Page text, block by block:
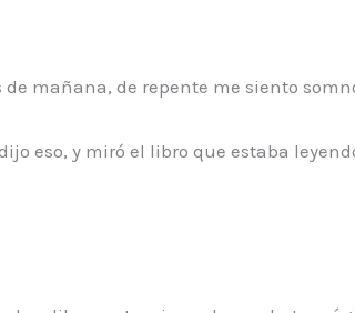
mañana, de repente me siento
eso, y miró el libro que estaba